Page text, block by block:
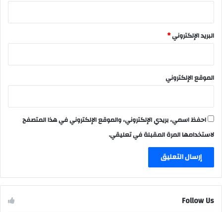
البريد الإلكتروني*
الموقع الإلكتروني
احفظ اسمي، بريدي الإلكتروني، والموقع الإلكتروني في هذا المتصفح
لاستخدامها المرة المقبلة في تعليقي.
Follow Us